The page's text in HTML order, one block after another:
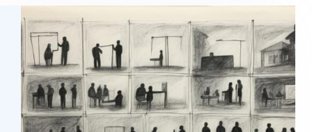
social
:
Pourquoi
votre
réseau
est
votre
richesse